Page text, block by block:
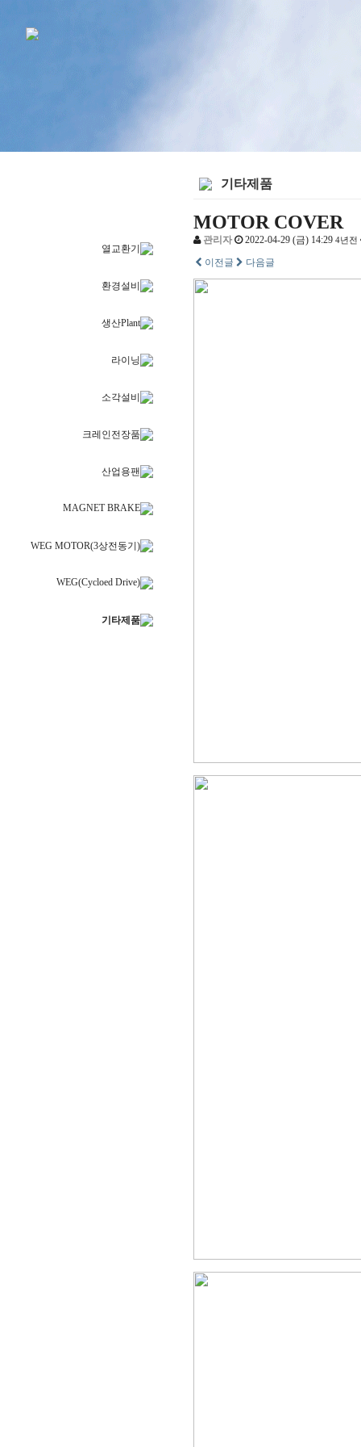
열교환기
환경설비
생산Plant
라이닝
소각설비
크레인전장품
산업용팬
MAGNET BRAKE
WEG MOTOR(3상전동기)
WEG(Cycloed Drive)
기타제품
기타제품
MOTOR COVER
관리자 2022-04-29 (금) 14:29 4년전
이전글 다음글